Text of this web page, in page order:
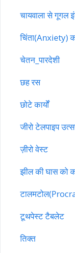
चायवाला से गूगल
चिंता(Anxiety)
चेतन_पारदेशी
छह रस
छोटे कार्यों
जीरो टेलपाइप
ज़ीरो वेस्ट
झील की घास को
टूथपेस्ट टैबलेट
तिक्त